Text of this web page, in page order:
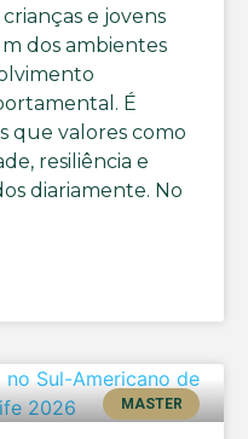
e jovens
dos ambientes
É
que valores como
resiliência e
diariamente. No
MASTER